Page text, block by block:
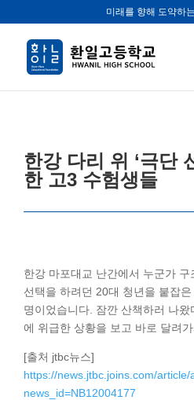
미래를 향해 도약하
한강 다리 위 ‘극단
한 고3 수험생들
한강 마포대교 난간에서 누군가
선택을 하려던 20대 청년을 붙잡
명이었습니다. 잠깐 산책하러 나
에 위급한 상황을 보고 바로 달려
[출처 jtbc뉴스]
https://news.jtbc.joins.com/article/
news_id=NB12004177